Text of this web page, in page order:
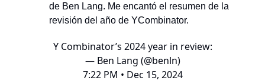
de Ben Lang. Me encantó el resumen de la
revisión del año de YCombinator.
Y Combinator’s 2024 year in review:
— Ben Lang (@benln)
7:22 PM • Dec 15, 2024